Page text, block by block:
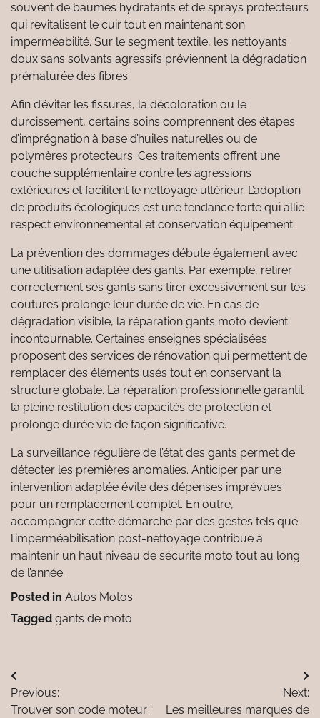
souvent de baumes hydratants et de sprays protecteurs
qui revitalisent le cuir tout en maintenant son
imperméabilité. Sur le segment textile, les nettoyants
doux sans solvants agressifs préviennent la dégradation
prématurée des fibres.
Afin d’éviter les fissures, la décoloration ou le
durcissement, certains soins comprennent des étapes
d’imprégnation à base d’huiles naturelles ou de
polymères protecteurs. Ces traitements offrent une
couche supplémentaire contre les agressions
extérieures et facilitent le nettoyage ultérieur. L’adoption
de produits écologiques est une tendance forte qui allie
respect environnemental et conservation équipement.
La prévention des dommages débute également avec
une utilisation adaptée des gants. Par exemple, retirer
correctement ses gants sans tirer excessivement sur les
coutures prolonge leur durée de vie. En cas de
dégradation visible, la réparation gants moto devient
incontournable. Certaines enseignes spécialisées
proposent des services de rénovation qui permettent de
remplacer des éléments usés tout en conservant la
structure globale. La réparation professionnelle garantit
la pleine restitution des capacités de protection et
prolonge durée vie de façon significative.
La surveillance régulière de l’état des gants permet de
détecter les premières anomalies. Anticiper par une
intervention adaptée évite des dépenses imprévues
pour un remplacement complet. En outre,
accompagner cette démarche par des gestes tels que
l’imperméabilisation post-nettoyage contribue à
maintenir un haut niveau de sécurité moto tout au long
de l’année.
Posted in Autos Motos
Tagged gants de moto
Navigation
de
Previous:
Trouver son code moteur :
Next:
Les meilleures marques de